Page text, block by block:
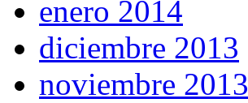
enero 2014
diciembre 2013
noviembre 2013